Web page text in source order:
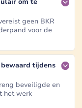
geen BKR
voor de
tijdens
beveiligde en
het werk